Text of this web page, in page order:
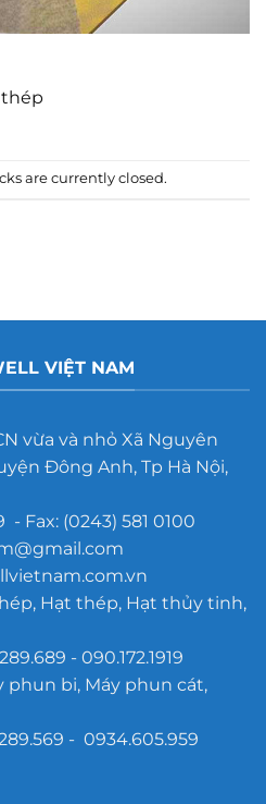
are currently closed.
VIỆT NAM
vừa và nhỏ Xã Nguyên
Đông Anh, Tp Hà Nội,
(0243) 581 0100
Hạt thép, Hạt thủy tinh,
- 090.172.1919
phun bi, Máy phun cát,
- 0934.605.959